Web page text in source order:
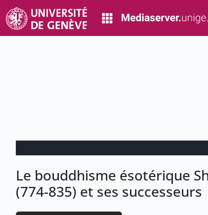
Le bouddhisme ésotérique
(774-835) et ses successeurs